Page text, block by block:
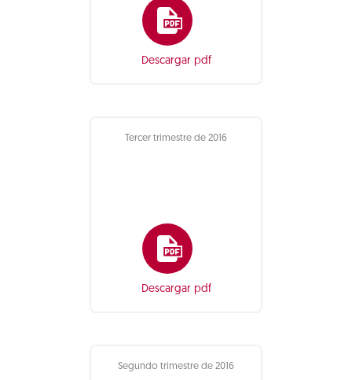
Descargar pdf
Tercer trimestre de 2016
Descargar pdf
Segundo trimestre de 2016